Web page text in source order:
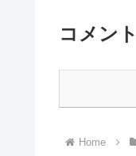
コメント
Home